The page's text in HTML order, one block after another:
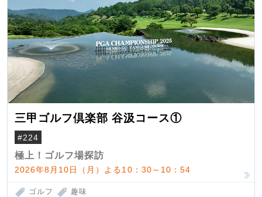
三甲ゴルフ倶楽部 谷汲コース①
#224
極上！ゴルフ場探訪
2026年8月10日（月）よる10：30～10：54
ゴルフ 趣味